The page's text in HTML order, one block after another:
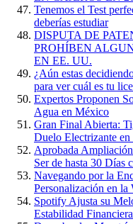
Tenemos el Test
deberías estudiar
DISPUTA DE
PROHÍBEN
EN EE. UU.
¿Aún estas
para ver cuál es tu
Expertos Proponen
Agua en México
Gran Final Abierta:
Duelo Electrizante en
Aprobada
Ser de hasta 30 Días
Navegando por la
Personalización en la
Spotify Ajusta su
Estabilidad Financiera